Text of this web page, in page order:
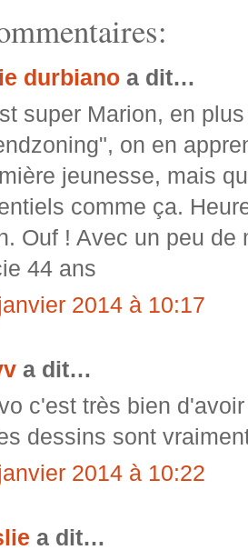
durbiano a dit…
super Marion, en
on en
jeunesse, mais
comme ça.
Ouf ! Avec un peu
44 ans
2014 à 10:17
a dit…
c'est très bien
dessins sont
2014 à 10:22
a dit…